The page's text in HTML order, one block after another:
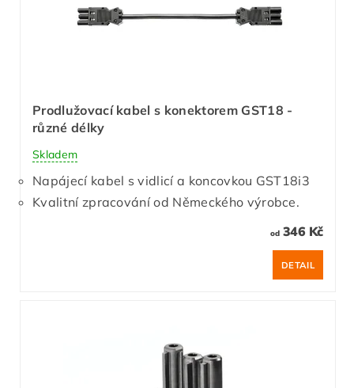
Prodlužovací kabel s konektorem GST18 -
různé délky
Skladem
Napájecí kabel s vidlicí a koncovkou GST18i3
Kvalitní zpracování od Německého výrobce.
od346 Kč
DETAIL